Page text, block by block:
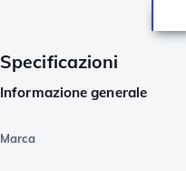
Specificazioni
Informazione generale
Marca